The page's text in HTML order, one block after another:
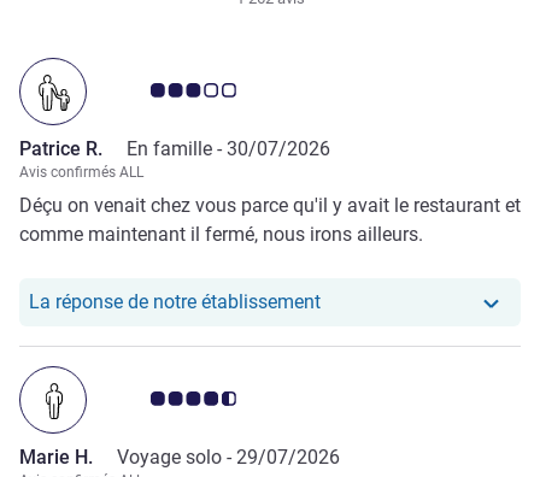
Note Avis clients 3.0/5
Patrice R. En famille - 30/07/2026
Avis confirmés ALL
Déçu on venait chez vous parce qu'il y avait le restaurant et
comme maintenant il fermé, nous irons ailleurs.
La réponse de notre établissementNotre hôtel a repondu au
Note Avis clients 4.5/5
Marie H. Voyage solo - 29/07/2026